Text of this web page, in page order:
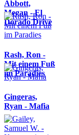
Abbott,
Megan - El
Dorado Drive
Rash, Ron -
Mit einem Fuß
im Paradies
Gingeras,
Ryan - Mafia